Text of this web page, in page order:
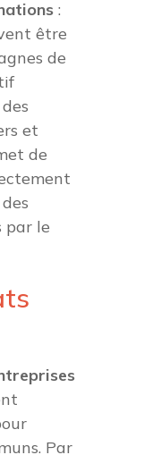
:
être
de
et
de
par le
Par